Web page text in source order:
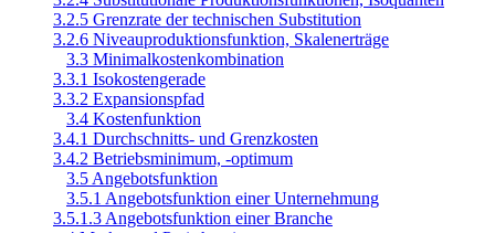
3.2.5 Grenzrate der technischen Substitution
3.2.6 Niveauproduktionsfunktion, Skalenerträge
3.3 Minimalkostenkombination
3.3.1 Isokostengerade
3.3.2 Expansionspfad
3.4 Kostenfunktion
3.4.1 Durchschnitts- und Grenzkosten
3.4.2 Betriebsminimum, -optimum
3.5 Angebotsfunktion
3.5.1 Angebotsfunktion einer Unternehmung
3.5.1.3 Angebotsfunktion einer Branche